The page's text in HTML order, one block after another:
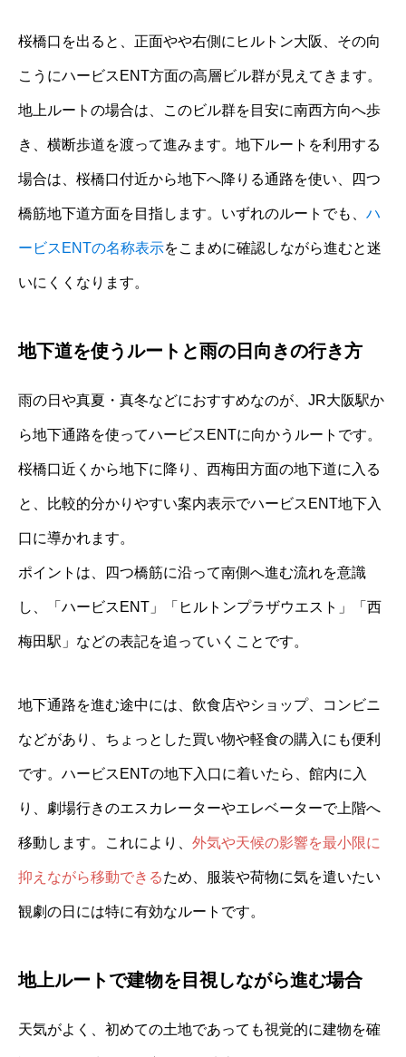
桜橋口を出ると、正面やや右側にヒルトン大阪、その向
こうにハービスENT方面の高層ビル群が見えてきます。
地上ルートの場合は、このビル群を目安に南西方向へ歩
き、横断歩道を渡って進みます。地下ルートを利用する
場合は、桜橋口付近から地下へ降りる通路を使い、四つ
橋筋地下道方面を目指します。いずれのルートでも、 ハ
ービスENTの名称表示をこまめに確認しながら進むと迷
いにくくなります。
地下道を使うルートと雨の日向きの行き方
雨の日や真夏・真冬などにおすすめなのが、JR大阪駅か
ら地下通路を使ってハービスENTに向かうルートです。
桜橋口近くから地下に降り、西梅田方面の地下道に入る
と、比較的分かりやすい案内表示でハービスENT地下入
口に導かれます。
ポイントは、四つ橋筋に沿って南側へ進む流れを意識
し、「ハービスENT」「ヒルトンプラザウエスト」「西
梅田駅」などの表記を追っていくことです。
地下通路を進む途中には、飲食店やショップ、コンビニ
などがあり、ちょっとした買い物や軽食の購入にも便利
です。ハービスENTの地下入口に着いたら、館内に入
り、劇場行きのエスカレーターやエレベーターで上階へ
移動します。これにより、 外気や天候の影響を最小限に
抑えながら移動できるため、服装や荷物に気を遣いたい
観劇の日には特に有効なルートです。
地上ルートで建物を目視しながら進む場合
天気がよく、初めての土地であっても視覚的に建物を確